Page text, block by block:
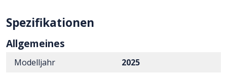
Spezifikationen
Allgemeines
Modelljahr
2025